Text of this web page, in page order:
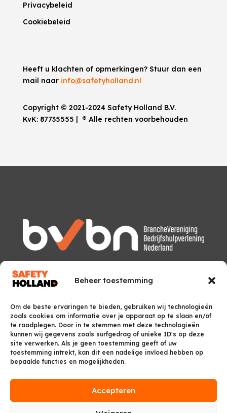
Beheer toestemming
Om de beste ervaringen te bieden, gebruiken wij technologieën
zoals cookies om informatie over je apparaat op te slaan en/of
te raadplegen. Door in te stemmen met deze technologieën
kunnen wij gegevens zoals surfgedrag of unieke ID's op deze
site verwerken. Als je geen toestemming geeft of uw
toestemming intrekt, kan dit een nadelige invloed hebben op
bepaalde functies en mogelijkheden.
Accepteren
Privacybeleid
Cookiebeleid
Heeft u klachten of opmerkingen? Stuur dan een
mail naar info@safetyholland.nl
Copyright © 2021-2024 Safety Holland B.V.
KvK: 87735555 | ® Alle rechten voorbehouden